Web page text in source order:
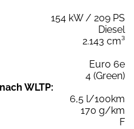
154 kW / 209 PS
Diesel
2.143 cm³
Euro 6e
4 (Green)
WLTP:
6,5 l/100km
170 g/km
F